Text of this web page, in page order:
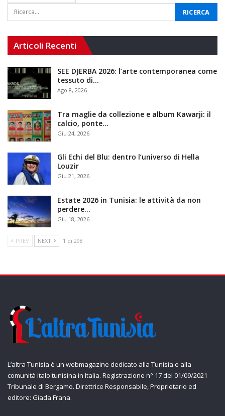
Articoli Recenti
SEE DJERBA 2026: l’arte contemporanea come
tessuto di…
Ago 8, 2026
Tra maglie da collezione e album Kawarji: il
calcio, ponte…
Giu 24, 2026
Gli Echi del Blu: dentro l’universo di Hella
Louzir
Giu 21, 2026
Estate 2026 in Tunisia: le attività da non
perdere…
Giu 18, 2026
PREV NEXT 1 di 298
L’altra Tunisia è un webmagazine dedicato alla Tunisia e alla
comunità italo tunisina in Italia. Registrazione n° 17 del 01/09/2021
Tribunale di Bergamo. Direttrice Responsabile, Proprietario ed
editore: Giada Frana.